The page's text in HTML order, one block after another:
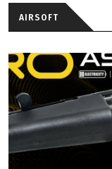
AIRSOFT